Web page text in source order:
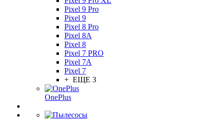
Pixel 9 Pro
Pixel 9
Pixel 8 Pro
Pixel 8A
Pixel 8
Pixel 7 PRO
Pixel 7A
Pixel 7
+ ЕЩЕ 3
OnePlus